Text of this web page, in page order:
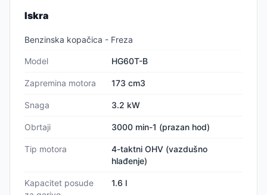
Iskra
Benzinska kopačica - Freza
Model HG60T-B
Zapremina motora 173 cm3
Snaga 3.2 kW
Obrtaji 3000 min-1 (prazan hod)
Tip motora
4-taktni OHV (vazdušno
hlađenje)
Kapacitet posude
1.6 l